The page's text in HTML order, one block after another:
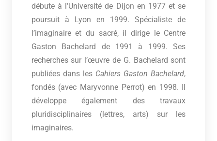
débute à l’Université de Dijon en 1977 et se
poursuit à Lyon en 1999. Spécialiste de
l’imaginaire et du sacré, il dirige le Centre
Gaston Bachelard de 1991 à 1999. Ses
recherches sur l’œuvre de G. Bachelard sont
publiées dans les Cahiers Gaston Bachelard,
fondés (avec Maryvonne Perrot) en 1998. Il
développe également des travaux
pluridisciplinaires (lettres, arts) sur les
imaginaires.